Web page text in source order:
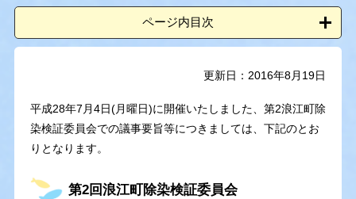
ページ内目次
更新日：2016年8月19日
平成28年7月4日(月曜日)に開催いたしました、第2浪江町除
染検証委員会での議事要旨等につきましては、下記のとお
りとなります。
第2回浪江町除染検証委員会